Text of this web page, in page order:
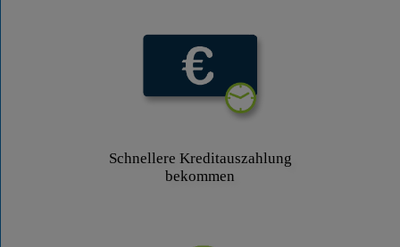
Schnellere Kreditauszahlung
bekommen